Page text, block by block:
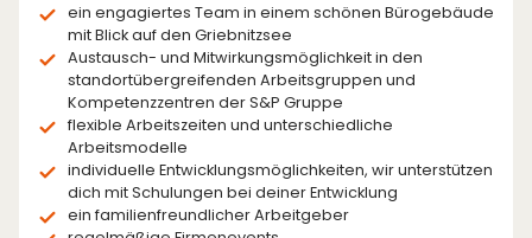
ein engagiertes Team in einem schönen Bürogebäude
mit Blick auf den Griebnitzsee
Austausch- und Mitwirkungsmöglichkeit in den
standortübergreifenden Arbeitsgruppen und
Kompetenzzentren der S&P Gruppe
flexible Arbeitszeiten und unterschiedliche
Arbeitsmodelle
individuelle Entwicklungsmöglichkeiten, wir unterstützen
dich mit Schulungen bei deiner Entwicklung
ein familienfreundlicher Arbeitgeber